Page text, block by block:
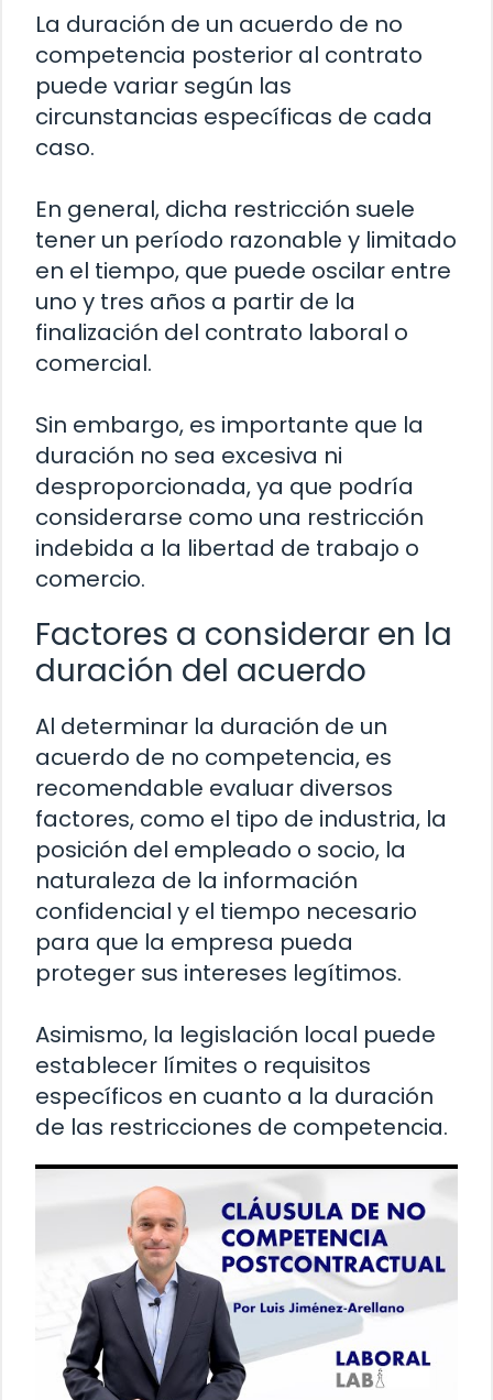
La duración de un acuerdo de no
competencia posterior al contrato
puede variar según las
circunstancias específicas de cada
caso.
En general, dicha restricción suele
tener un período razonable y limitado
en el tiempo, que puede oscilar entre
uno y tres años a partir de la
finalización del contrato laboral o
comercial.
Sin embargo, es importante que la
duración no sea excesiva ni
desproporcionada, ya que podría
considerarse como una restricción
indebida a la libertad de trabajo o
comercio.
Factores a considerar en la
duración del acuerdo
Al determinar la duración de un
acuerdo de no competencia, es
recomendable evaluar diversos
factores, como el tipo de industria, la
posición del empleado o socio, la
naturaleza de la información
confidencial y el tiempo necesario
para que la empresa pueda
proteger sus intereses legítimos.
Asimismo, la legislación local puede
establecer límites o requisitos
específicos en cuanto a la duración
de las restricciones de competencia.